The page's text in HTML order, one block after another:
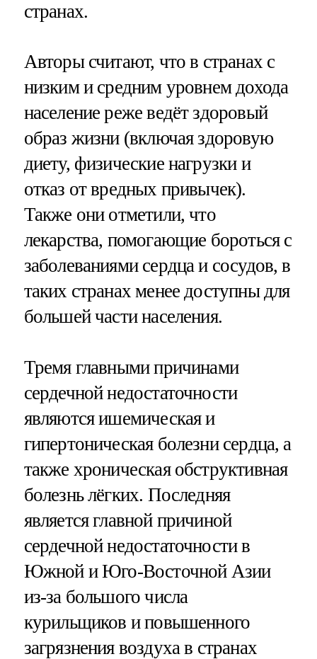
странах.
Авторы считают, что в странах с
низким и средним уровнем дохода
население реже ведёт здоровый
образ жизни (включая здоровую
диету, физические нагрузки и
отказ от вредных привычек).
Также они отметили, что
лекарства, помогающие бороться с
заболеваниями сердца и сосудов, в
таких странах менее доступны для
большей части населения.
Тремя главными причинами
сердечной недостаточности
являются ишемическая и
гипертоническая болезни сердца, а
также хроническая обструктивная
болезнь лёгких. Последняя
является главной причиной
сердечной недостаточности в
Южной и Юго-Восточной Азии
из-за большого числа
курильщиков и повышенного
загрязнения воздуха в странах